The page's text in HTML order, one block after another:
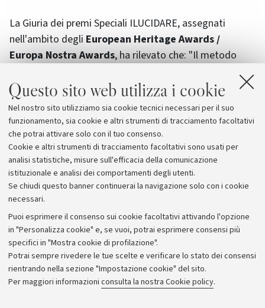
Questo sito web utilizza i cookie
Nel nostro sito utilizziamo sia cookie tecnici necessari per il suo
funzionamento, sia cookie e altri strumenti di tracciamento facoltativi
che potrai attivare solo con il tuo consenso.
Cookie e altri strumenti di tracciamento facoltativi sono usati per
analisi statistiche, misure sull'efficacia della comunicazione
istituzionale e analisi dei comportamenti degli utenti.
Se chiudi questo banner continuerai la navigazione solo con i cookie
necessari.
Puoi esprimere il consenso sui cookie facoltativi attivando l'opzione
in "Personalizza cookie" e, se vuoi, potrai esprimere consensi più
specifici in "Mostra cookie di profilazione".
Potrai sempre rivedere le tue scelte e verificare lo stato dei consensi
rientrando nella sezione "Impostazione cookie" del sito.
Per maggiori informazioni consulta la nostra Cookie policy.
La Giuria dei premi Speciali ILUCIDARE, assegnati
nell'ambito degli European Heritage Awards /
Europa Nostra Awards, ha rilevato che: "Il metodo
messo a punto nel progetto HAP4MARBLE è replicabile
e sta venendo testato in un vasto numero di siti. Il
progetto ha anche avuto un impatto sociale positivo,
grazie ad iniziative di disseminazione presso il pubblico
e soggetti al di fuori della comunità di ricerca".
Archivio
Comunicati stampa
Redazione
Rassegna stampa